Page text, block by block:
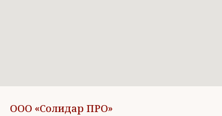
ООО «Солидар ПРО»